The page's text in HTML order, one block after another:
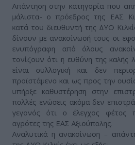
Απάντηση στην κατηγορία που
μάλιστα- ο πρόεδρος της ΕΑΣ
κατά του διευθυντή της ΔΥΟ
δίνουν με ανακοίνωσή τους οι
ενυπόγραφη από όλους
τονίζουν ότι η ευθύνη της καλής
είναι συλλογική και δεν
προϊστάμενο και ως προς την
υπήρξε καθυστέρηση στην
πολλές ενώσεις ακόμα δεν
γεγονός ότι ο έλεγχος φέτος
αγρότες της ΕΑΣ Αξιούπολης.
Αναλυτικά η ανακοίνωση –